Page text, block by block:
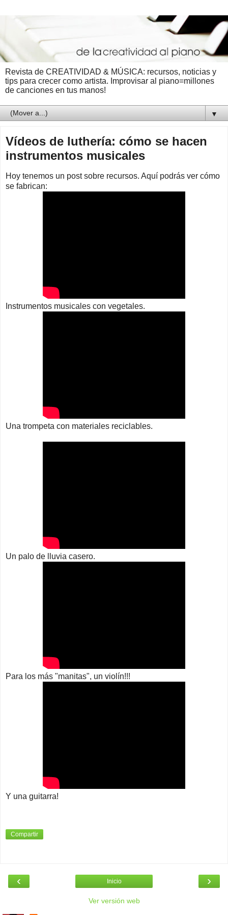
Revista de CREATIVIDAD & MÚSICA: recursos, noticias y
tips para crecer como artista. Improvisar al piano=millones
de canciones en tus manos!
▼
Vídeos de luthería: cómo se hacen
instrumentos musicales
Hoy tenemos un post sobre recursos. Aquí podrás ver cómo
se fabrican:
Instrumentos musicales con vegetales.
Una trompeta con materiales reciclables.
Un palo de lluvia casero.
Para los más "manitas", un violín!!!
Y una guitarra!
Compartir
‹ ›
Inicio
Ver versión web